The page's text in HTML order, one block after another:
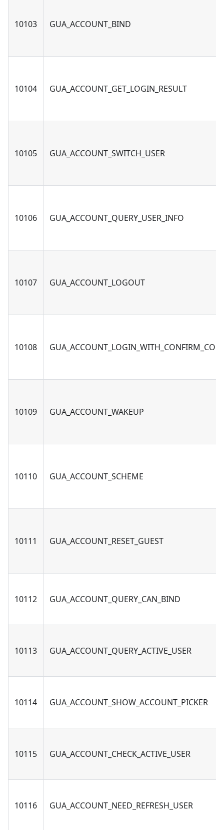
10103 GUA_ACCOUNT_BIND
10104 GUA_ACCOUNT_GET_LOGIN_RESULT
10105 GUA_ACCOUNT_SWITCH_USER
10106 GUA_ACCOUNT_QUERY_USER_INFO
10107 GUA_ACCOUNT_LOGOUT
10108
10109 GUA_ACCOUNT_WAKEUP
10110 GUA_ACCOUNT_SCHEME
10111 GUA_ACCOUNT_RESET_GUEST
10112 GUA_ACCOUNT_QUERY_CAN_BIND
10113 GUA_ACCOUNT_QUERY_ACTIVE_USER
10114 GUA_ACCOUNT_SHOW_ACCOUNT_PICKER
10115 GUA_ACCOUNT_CHECK_ACTIVE_USER
10116 GUA_ACCOUNT_NEED_REFRESH_USER